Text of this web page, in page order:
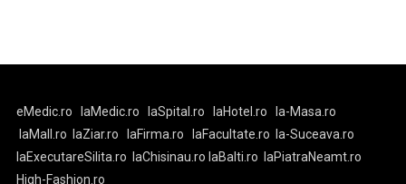
eMedic.ro laMedic.ro laSpital.ro laHotel.ro
la-Masa.ro
laMall.ro
laZiar.ro laFirma.ro laFacultate.ro
la-Suceava.ro
laExecutareSilita.ro
laChisinau.ro laBalti.ro
laPiatraNeamt.ro
High-Fashion.ro